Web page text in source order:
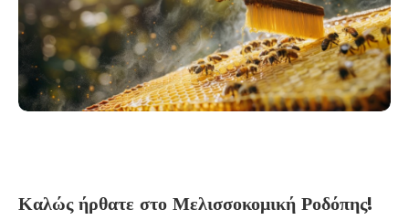
Καλώς ήρθατε στο Μελισσοκομική Ροδόπης!